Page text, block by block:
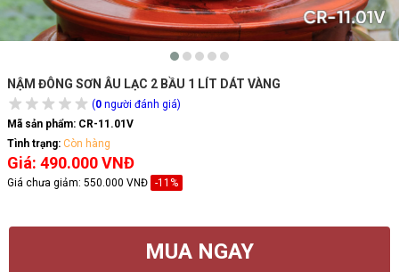
NẬM ĐÔNG SƠN ÂU LẠC 2 BẦU 1 LÍT DÁT VÀNG
(0 người đánh giá)
Mã sản phẩm: CR-11.01V
Tình trạng: Còn hàng
Giá: 490.000 VNĐ
Giá chưa giảm: 550.000 VNĐ -11%
MUA NGAY